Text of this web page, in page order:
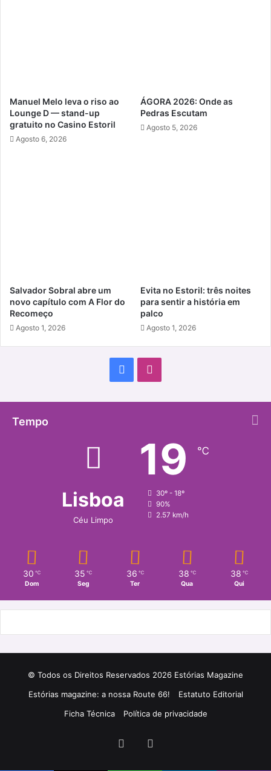
Manuel Melo leva o riso ao
Lounge D — stand-up
gratuito no Casino Estoril
Agosto 6, 2026
ÁGORA 2026: Onde as
Pedras Escutam
Agosto 5, 2026
Salvador Sobral abre um
novo capítulo com A Flor do
Recomeço
Agosto 1, 2026
Evita no Estoril: três noites
para sentir a história em
palco
Agosto 1, 2026
Facebook
Tempo
Lisboa
Céu Limpo
19 ℃
30º - 18º
90%
2.57 km/h
30 ℃
Dom
35 ℃
Seg
36 ℃
Ter
38 ℃
Qua
38 ℃
Qui
© Todos os Direitos Reservados 2026 Estórias Magazine
Estórias magazine: a nossa Route 66!
Estatuto Editorial
Ficha Técnica
Política de privacidade
Facebook